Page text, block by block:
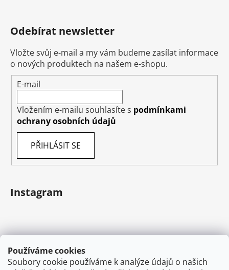
Používáme cookies
Soubory cookie používáme k analýze údajů o našich
Odebírat newsletter
Vložte svůj e-mail a my vám budeme zasílat informace
o nových produktech na našem e-shopu.
E-mail
Vložením e-mailu souhlasíte s podmínkami
ochrany osobních údajů
PŘIHLÁSIT SE
Instagram